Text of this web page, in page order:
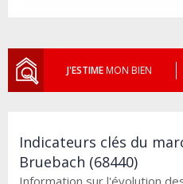
J'ESTIMEMON BIEN
Indicateurs clés du
Bruebach (68440)